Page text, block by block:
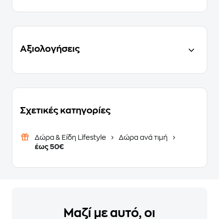
Αξιολογήσεις
Σχετικές κατηγορίες
Δώρα & Είδη Lifestyle
Δώρα ανά τιμή
έως 50€
Μαζί με αυτό, οι